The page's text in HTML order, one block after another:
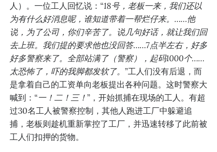
人）。一位工人回忆说：“18号，老板一来，我们还以
为有什么好消息呢，谁知道带着一帮烂仔来。……他
说，为了公司，你们辛苦了。说几句好话，就让我们回
去上班。我们提的要求他也没回答……7点半左右，好多
好多警察来了。全部站满了（警察），起码1000个……
太恐怖了，吓的我脚都发软了。 ”工人们没有后退，而
是拿着自己的工资单向老板提出各种问题。这时警察大
喊到：“一！二！三！”，开始抓捕在现场的工人。有超
过30名工人被警察控制，其他人跑进工厂中躲避追
捕，老板则趁机重新掌控了工厂，并迅速转移了此前被
工人们扣押的货物。